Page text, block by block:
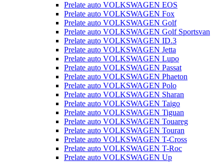
Prelate auto VOLKSWAGEN EOS
Prelate auto VOLKSWAGEN Fox
Prelate auto VOLKSWAGEN Golf
Prelate auto VOLKSWAGEN Golf Sportsvan
Prelate auto VOLKSWAGEN ID.3
Prelate auto VOLKSWAGEN Jetta
Prelate auto VOLKSWAGEN Lupo
Prelate auto VOLKSWAGEN Passat
Prelate auto VOLKSWAGEN Phaeton
Prelate auto VOLKSWAGEN Polo
Prelate auto VOLKSWAGEN Sharan
Prelate auto VOLKSWAGEN Taigo
Prelate auto VOLKSWAGEN Tiguan
Prelate auto VOLKSWAGEN Touareg
Prelate auto VOLKSWAGEN Touran
Prelate auto VOLKSWAGEN T-Cross
Prelate auto VOLKSWAGEN T-Roc
Prelate auto VOLKSWAGEN Up